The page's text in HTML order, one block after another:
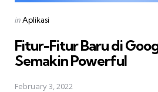
Posted
inAplikasi
Fitur-Fitur Baru di
Semakin Powerful
February 3, 2022